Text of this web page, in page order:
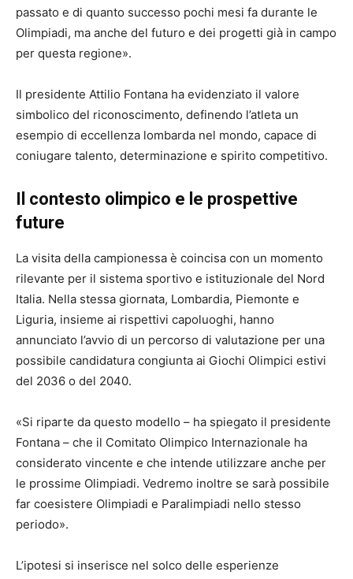
passato e di quanto successo pochi mesi fa durante le
Olimpiadi, ma anche del futuro e dei progetti già in campo
per questa regione».
Il presidente Attilio Fontana ha evidenziato il valore
simbolico del riconoscimento, definendo l’atleta un
esempio di eccellenza lombarda nel mondo, capace di
coniugare talento, determinazione e spirito competitivo.
Il contesto olimpico e le prospettive
future
La visita della campionessa è coincisa con un momento
rilevante per il sistema sportivo e istituzionale del Nord
Italia. Nella stessa giornata, Lombardia, Piemonte e
Liguria, insieme ai rispettivi capoluoghi, hanno
annunciato l’avvio di un percorso di valutazione per una
possibile candidatura congiunta ai Giochi Olimpici estivi
del 2036 o del 2040.
«Si riparte da questo modello – ha spiegato il presidente
Fontana – che il Comitato Olimpico Internazionale ha
considerato vincente e che intende utilizzare anche per
le prossime Olimpiadi. Vedremo inoltre se sarà possibile
far coesistere Olimpiadi e Paralimpiadi nello stesso
periodo».
L’ipotesi si inserisce nel solco delle esperienze